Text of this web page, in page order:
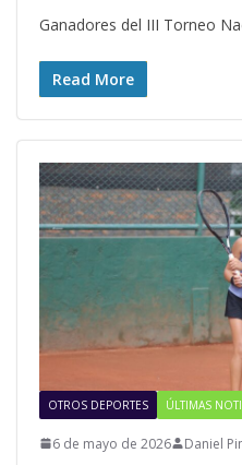
Ganadores del III Torneo
Read More
OTROS DEPORTES ÚLTIMAS
6 de mayo de 2026 Daniel